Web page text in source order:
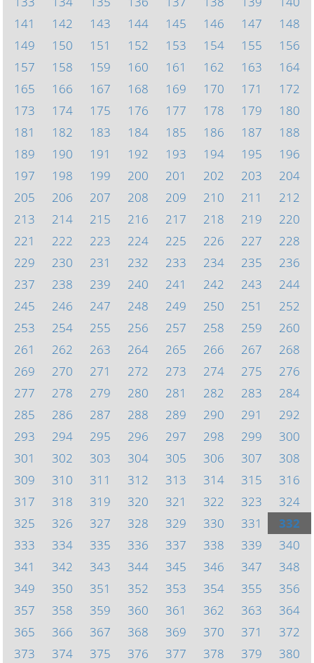
141
142 143 144 145 146 147
148
149
150 151 152 153 154 155
156
157
158 159 160 161 162 163
164
165
166 167 168 169 170 171
172
173
174 175 176 177 178 179
180
181
182 183 184 185 186 187
188
189
190 191 192 193 194 195
196
197
198 199 200 201 202 203
204
205
206 207 208 209 210 211
212
213
214 215 216 217 218 219
220
221
222 223 224 225 226 227
228
229
230 231 232 233 234 235
236
237
238 239 240 241 242 243
244
245
246 247 248 249 250 251
252
253
254 255 256 257 258 259
260
261
262 263 264 265 266 267
268
269
270 271 272 273 274 275
276
277
278 279 280 281 282 283
284
285
286 287 288 289 290 291
292
293
294 295 296 297 298 299
300
301
302 303 304 305 306 307
308
309
310 311 312 313 314 315
316
317
318 319 320 321 322 323
324
325
326 327 328 329 330 331
332
333
334 335 336 337 338 339
340
341
342 343 344 345 346 347
348
349
350 351 352 353 354 355
356
357
358 359 360 361 362 363
364
365
366 367 368 369 370 371
372
373
374 375 376 377 378 379 380